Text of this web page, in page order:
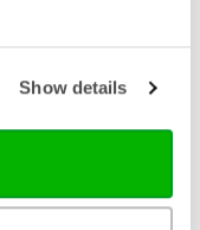
Show details